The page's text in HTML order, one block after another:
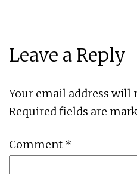
Leave a Reply
Your email address will
Required fields are
Comment *